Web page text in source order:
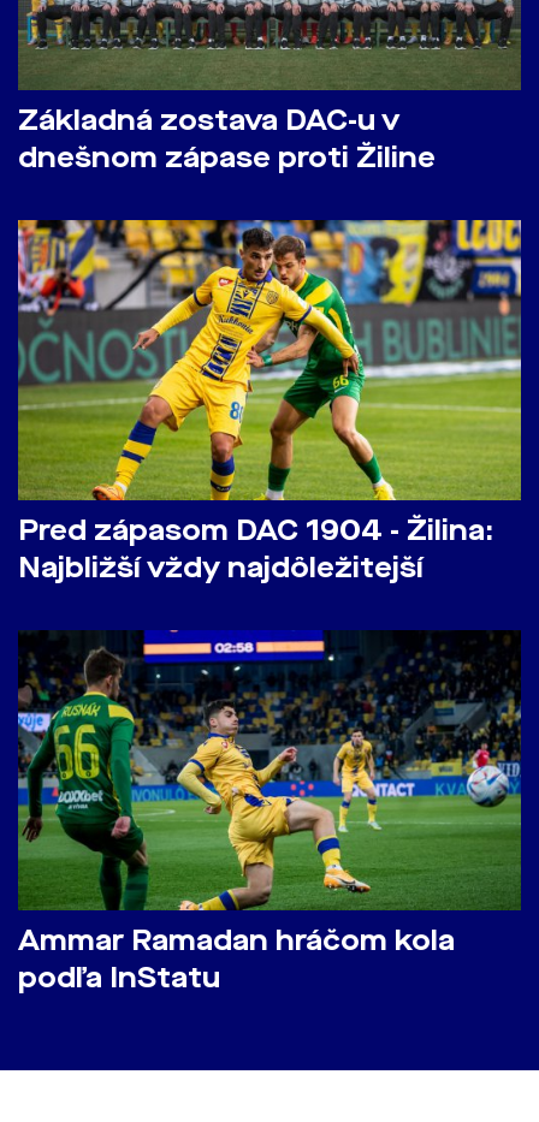
Základná zostava DAC-u v
dnešnom zápase proti Žiline
Pred zápasom DAC 1904 - Žilina:
Najbližší vždy najdôležitejší
Ammar Ramadan hráčom kola
podľa InStatu